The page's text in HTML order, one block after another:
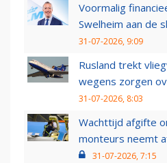
Voormalig
Swelheim aan de
31-07-2026, 9:09
Rusland trekt
wegens zorgen
31-07-2026, 8:03
Wachttijd afgifte
monteurs neemt
31-07-2026, 7:15